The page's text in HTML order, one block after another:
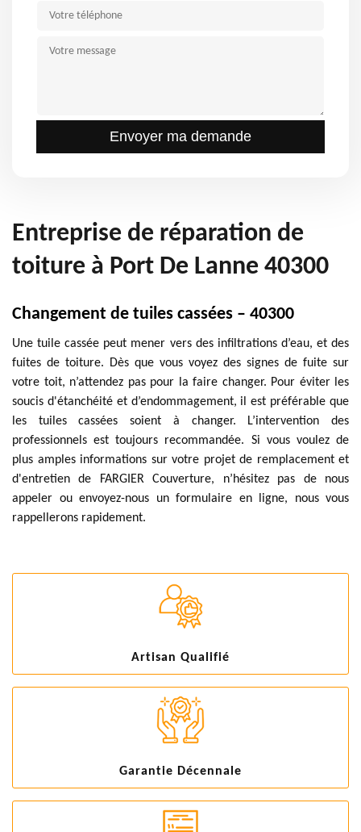
Entreprise de réparation de
toiture à Port De Lanne 40300
Changement de tuiles cassées – 40300
Une tuile cassée peut mener vers des infiltrations d’eau, et des
fuites de toiture. Dès que vous voyez des signes de fuite sur
votre toit, n’attendez pas pour la faire changer. Pour éviter les
soucis d'étanchéité et d’endommagement, il est préférable que
les tuiles cassées soient à changer. L’intervention des
professionnels est toujours recommandée. Si vous voulez de
plus amples informations sur votre projet de remplacement et
d'entretien de FARGIER Couverture, n’hésitez pas de nous
appeler ou envoyez-nous un formulaire en ligne, nous vous
rappellerons rapidement.
Artisan Qualifié
Garantie Décennale